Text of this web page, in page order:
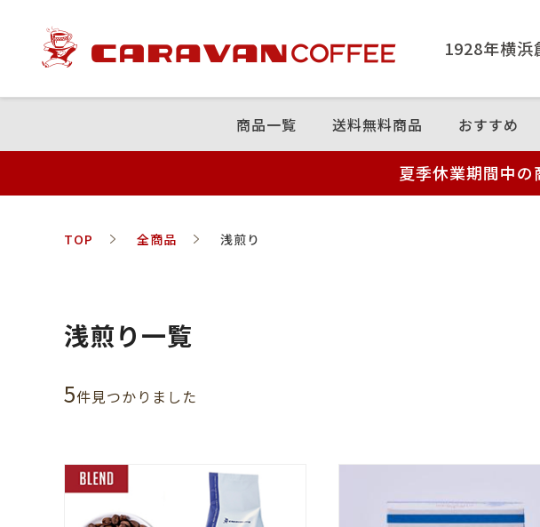
1928年横浜
商品⼀覧 送料無料商品 おすすめ
夏季休業期間中
TOP 全商品 浅煎り
浅煎り一覧
5件⾒つかりました